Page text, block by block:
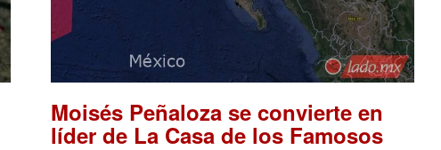
Moisés Peñaloza se convierte en
líder de La Casa de los Famosos